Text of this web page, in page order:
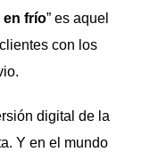
frío” es aquel
con los
digital de la
Y en el mundo